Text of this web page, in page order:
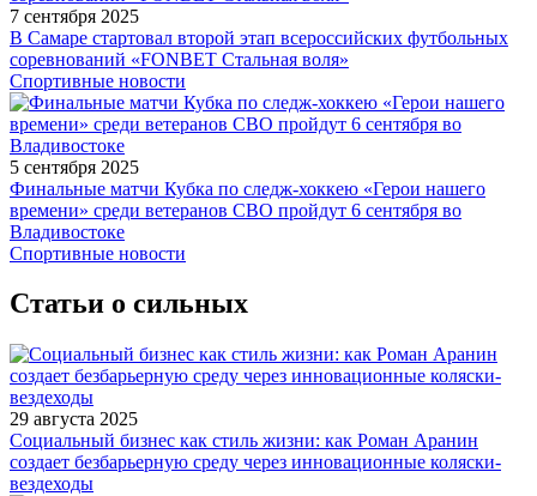
7 сентября 2025
В Самаре стартовал второй этап всероссийских футбольных
соревнований «FONBET Стальная воля»
Спортивные новости
5 сентября 2025
Финальные матчи Кубка по следж-хоккею «Герои нашего
времени» среди ветеранов СВО пройдут 6 сентября во
Владивостоке
Спортивные новости
Статьи о сильных
29 августа 2025
Социальный бизнес как стиль жизни: как Роман Аранин
создает безбарьерную среду через инновационные коляски-
вездеходы